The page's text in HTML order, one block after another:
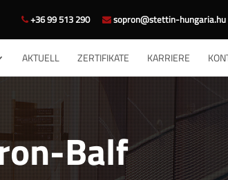
+36 99 513 290 sopron@stettin-hungaria.hu
AKTUELL ZERTIFIKATE KARRIERE
Balf